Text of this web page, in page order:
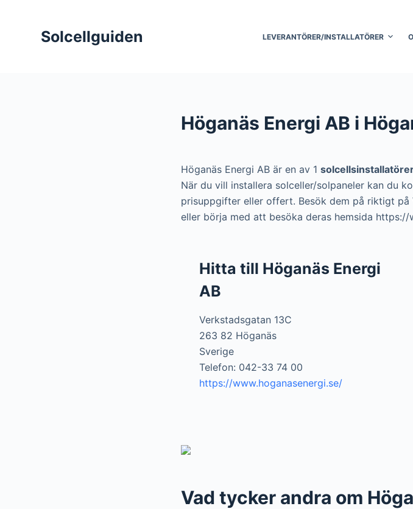
Solcellguiden LEVERANTÖRER/INSTALLATÖRER
Höganäs Energi AB i
Höganäs Energi AB är en av 1
När du vill installera solceller/solpaneler kan du
prisuppgifter eller offert. Besök dem på riktigt på
eller börja med att besöka deras hemsida https://
Hitta till Höganäs Energi
AB
Verkstadsgatan 13C
263 82 Höganäs
Sverige
Telefon: 042-33 74 00
https://www.hoganasenergi.se/
Vad tycker andra om